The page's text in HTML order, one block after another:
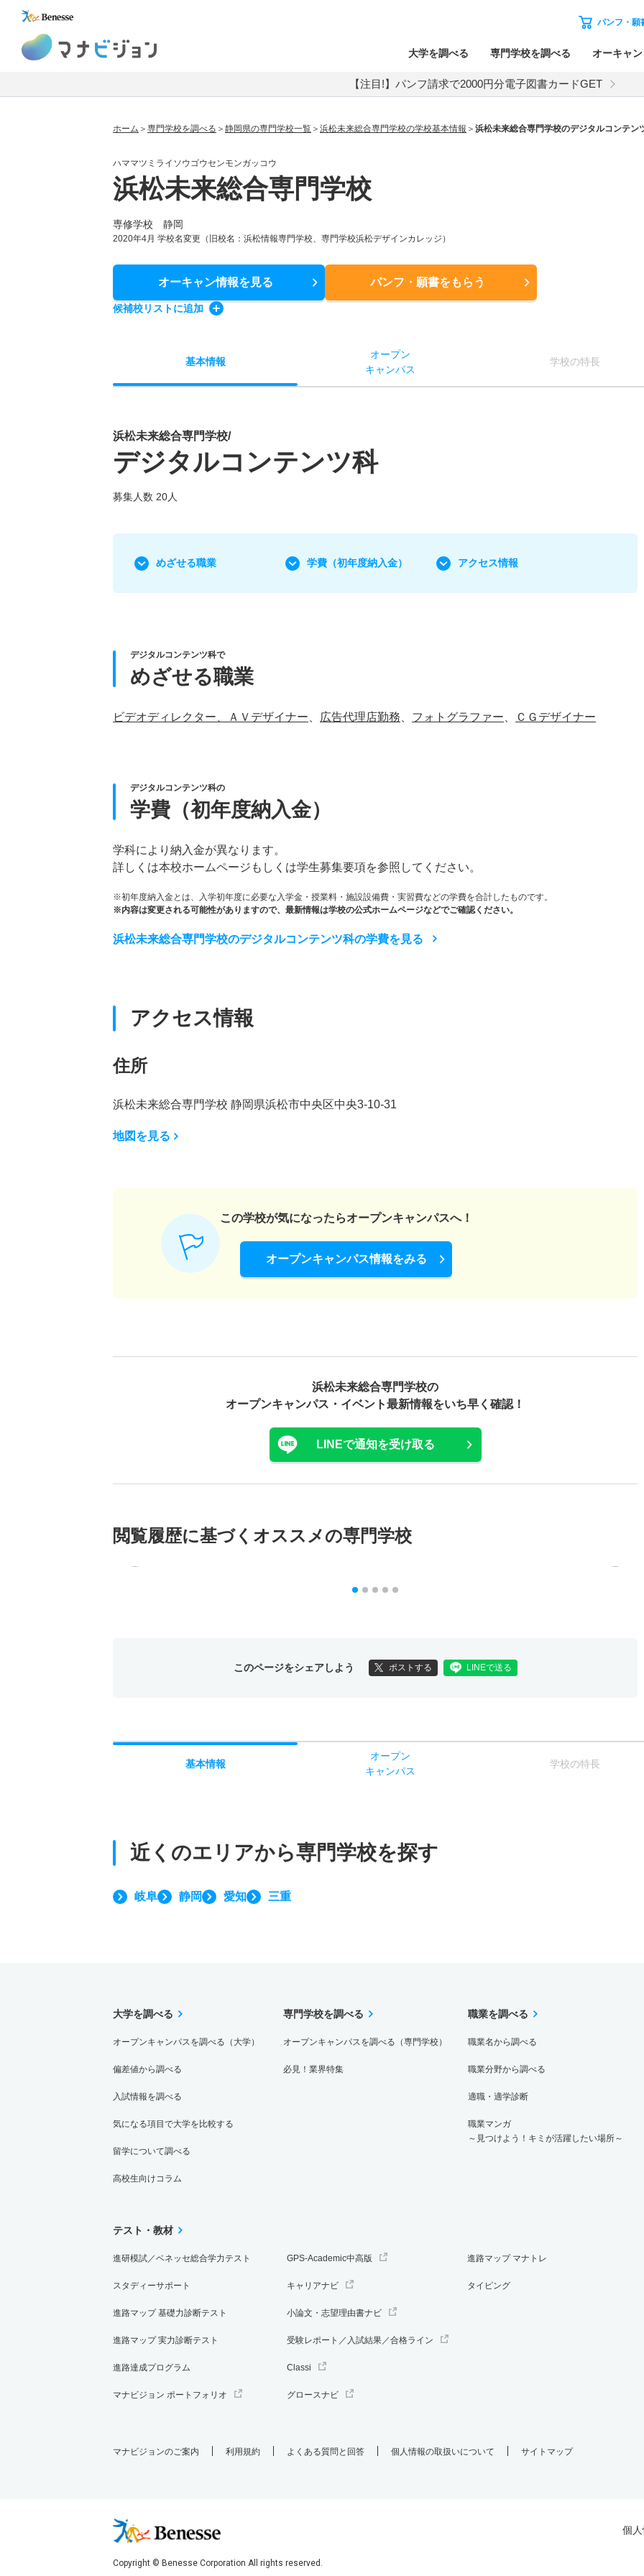
パンフ・願
大学を調べる 専門学校を調べる オーキャ
【注目!】パンフ請求で2000円分電子図書カードGET
ホーム 専門学校を調べる 静岡県の専門学校一覧 浜松未来総合専門学校の学校基本情報 浜松未来総合専門学校のデジタルコンテン
ハママツミライソウゴウセンモンガッコウ
浜松未来総合専門学校
専修学校 静岡
2020年4月 学校名変更（旧校名：浜松情報専門学校、専門学校浜松デザインカレッジ）
オーキャン情報を見る パンフ・願書をもらう
候補校リストに追加
基本情報
オープン
キャンパス
学校の特長
浜松未来総合専門学校/
デジタルコンテンツ科
募集人数 20人
めざせる職業 学費 （初年度納入金） アクセス情報
デジタルコンテンツ科で
めざせる職業
ビデオディレクター、ＡＶデザイナー 広告代理店勤務 フォトグラファー ＣＧデザイナー
デジタルコンテンツ科の
学費（初年度納入金）
学科により納入金が異なります。
詳しくは本校ホームページもしくは学生募集要項を参照してください。
※初年度納入金とは、入学初年度に必要な入学金・授業料・施設設備費・実習費などの学費を合計したものです。
※内容は変更される可能性がありますので、最新情報は学校の公式ホームページなどでご確認ください。
浜松未来総合専門学校のデジタルコンテンツ科の学費を見る
アクセス情報
住所
浜松未来総合専門学校 静岡県浜松市中央区中央3-10-31
地図を見る
この学校が気になったらオープンキャンパスへ！
オープンキャンパス情報をみる
浜松未来総合専門学校の
オープンキャンパス・ イベント最新情報をいち早く確認！
LINEで通知を受け取る
閲覧履歴に基づく オススメの専門学校
このページをシェアしよう ポストする LINEで送る
基本情報
オープン
キャンパス
学校の特長
近くのエリアから専門学校を探す
岐阜 静岡 愛知 三重
大学を調べる
オープンキャンパスを調べる（大学）
偏差値から調べる
入試情報を調べる
気になる項目で大学を比較する
留学について調べる
高校生向けコラム
専門学校を調べる
オープンキャンパスを調べる（専門学校）
必見！業界特集
職業を調べる
職業名から調べる
職業分野から調べる
適職・適学診断
職業マンガ
～見つけよう！キミが活躍したい場所～
テスト・教材
進研模試／ベネッセ総合学力テスト
スタディーサポート
進路マップ 基礎力診断テスト
進路マップ 実力診断テスト
進路達成プログラム
マナビジョン ポートフォリオ
GPS-Academic中高版
キャリアナビ
小論文・志望理由書ナビ
受験レポート／入試結果／合格ライン
Classi
グロースナビ
進路マップ マナトレ
タイピング
マナビジョンのご案内 利用規約 よくある質問と回答 個人情報の取扱いについて サイトマップ
個
Copyright © Benesse Corporation All rights reserved.